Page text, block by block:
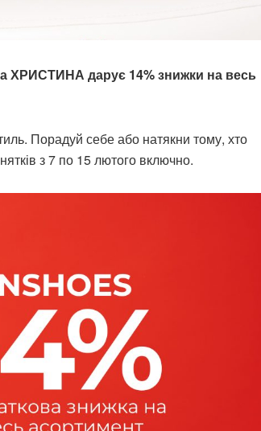
ХРИСТИНА дарує 14% знижки на весь
Порадуй себе або натякни тому, хто
з 7 по 15 лютого включно.